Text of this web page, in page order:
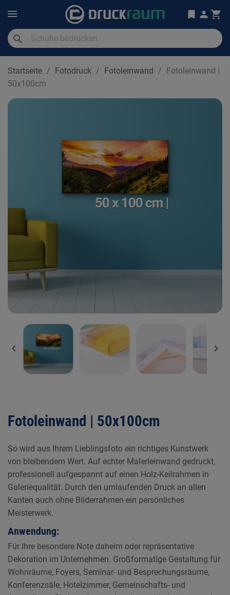
search
Startseite Fotodruck Fotoleinwand
Fotoleinwand |
50x100cm
 
Fotoleinwand | 50x100cm
So wird aus Ihrem Lieblingsfoto ein richtiges Kunstwerk
von bleibendem Wert. Auf echter Malerleinwand gedruckt,
professionell aufgespannt auf einen Holz-Keilrahmen in
Galeriequalität. Durch den umlaufenden Druck an allen
Kanten auch ohne Bilderrahmen ein persönliches
Meisterwerk.
Anwendung:
Für Ihre besondere Note daheim oder repräsentative
Dekoration im Unternehmen. Großformatige Gestaltung für
Wohnräume, Foyers, Seminar- und Besprechungsräume,
Konferenzsäle, Hotelzimmer, Gemeinschafts- und